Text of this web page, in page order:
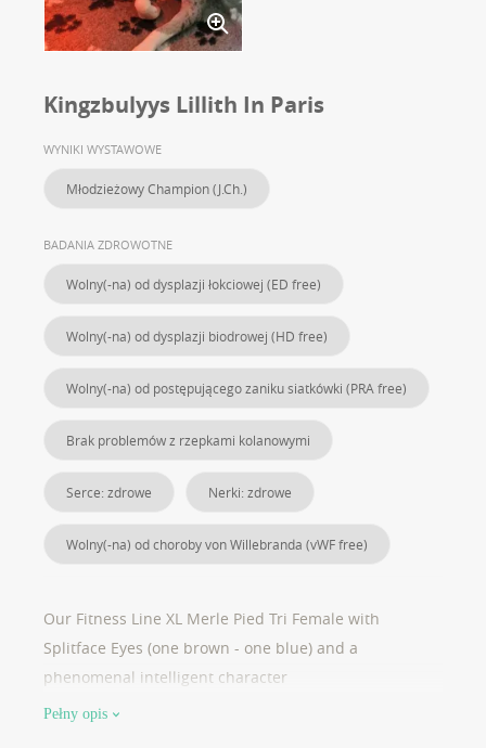
Kingzbulyys Lillith In Paris
WYNIKI WYSTAWOWE
Młodzieżowy Champion (J.Ch.)
BADANIA ZDROWOTNE
Wolny(-na) od dysplazji łokciowej (ED free)
Wolny(-na) od dysplazji biodrowej (HD free)
Wolny(-na) od postępującego zaniku siatkówki (PRA free)
Brak problemów z rzepkami kolanowymi
Serce: zdrowe Nerki: zdrowe
Wolny(-na) od choroby von Willebranda (vWF free)
Our Fitness Line XL Merle Pied Tri Female with
Splitface Eyes (one brown - one blue) and a
phenomenal intelligent character
Pełny opis